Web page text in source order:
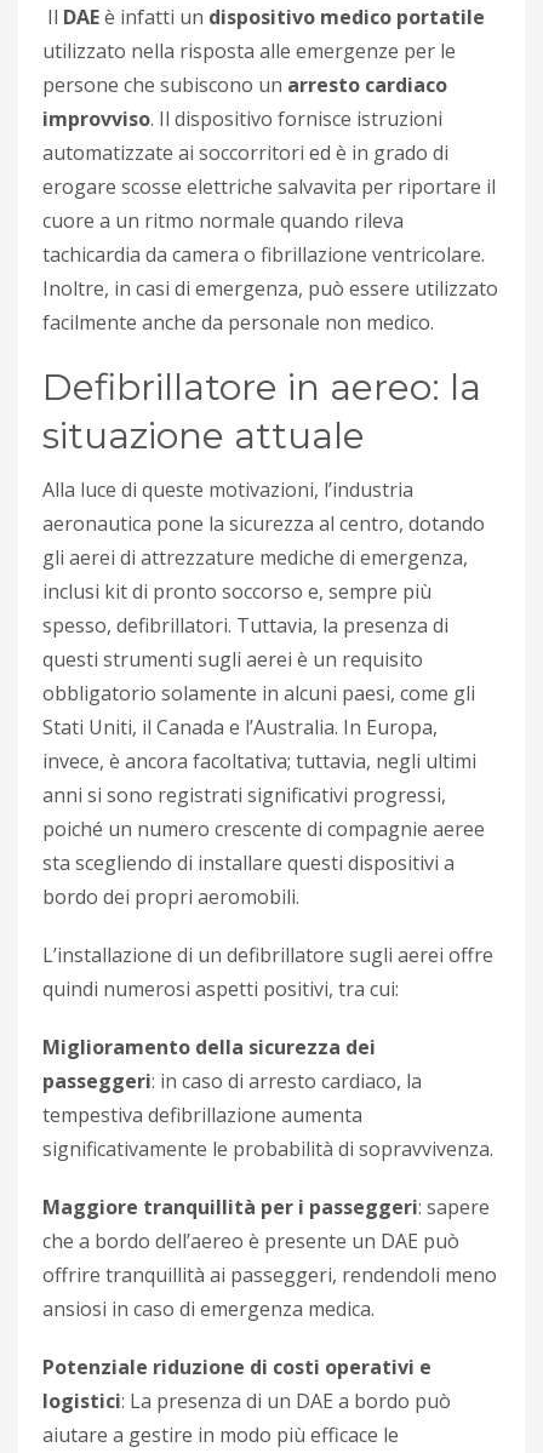
Il DAEè infatti un dispositivo medico portatile
utilizzato nella risposta alle emergenze per le
persone che subiscono un arresto cardiaco
improvviso. Il dispositivo fornisce istruzioni
automatizzate ai soccorritori ed è in grado di
erogare scosse elettriche salvavita per riportare il
cuore a un ritmo normale quando rileva
tachicardia da camera o fibrillazione ventricolare.
Inoltre, in casi di emergenza, può essere utilizzato
facilmente anche da personale non medico.
Defibrillatore in aereo: la
situazione attuale
Alla luce di queste motivazioni, l’industria
aeronautica pone la sicurezza al centro, dotando
gli aerei di attrezzature mediche di emergenza,
inclusi kit di pronto soccorso e, sempre più
spesso, defibrillatori. Tuttavia, la presenza di
questi strumenti sugli aerei è un requisito
obbligatorio solamente in alcuni paesi, come gli
Stati Uniti, il Canada e l’Australia. In Europa,
invece, è ancora facoltativa; tuttavia, negli ultimi
anni si sono registrati significativi progressi,
poiché un numero crescente di compagnie aeree
sta scegliendo di installare questi dispositivi a
bordo dei propri aeromobili.
L’installazione di un defibrillatore sugli aerei offre
quindi numerosi aspetti positivi, tra cui:
Miglioramento della sicurezza dei
passeggeri: in caso di arresto cardiaco, la
tempestiva defibrillazione aumenta
significativamente le probabilità di sopravvivenza.
Maggiore tranquillità per i passeggeri: sapere
che a bordo dell’aereo è presente un DAE può
offrire tranquillità ai passeggeri, rendendoli meno
ansiosi in caso di emergenza medica.
Potenziale riduzione di costi operativi e
logistici: La presenza di un DAE a bordo può
aiutare a gestire in modo più efficace le